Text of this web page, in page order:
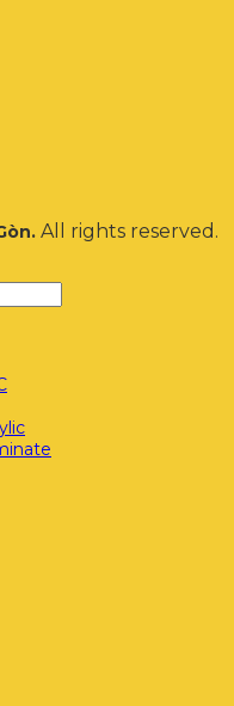
All rights reserved.